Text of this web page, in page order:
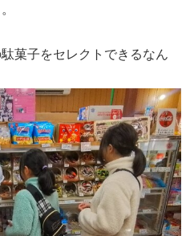
菓子をセレクトできるなん